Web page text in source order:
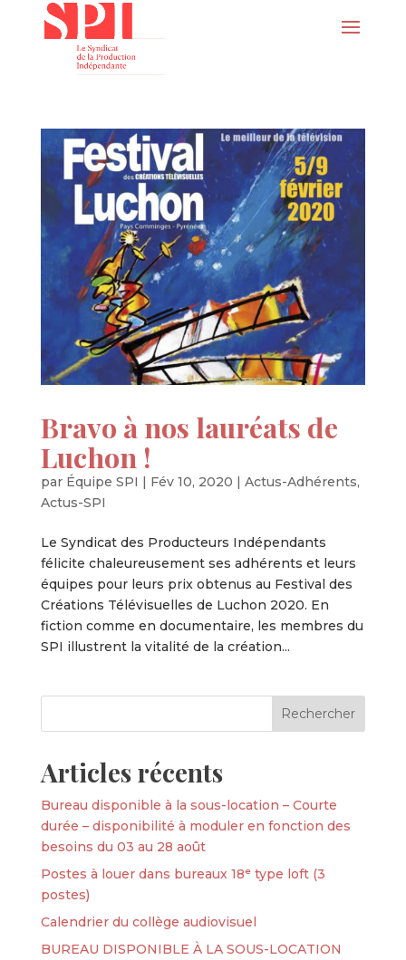
Bravo à nos lauréats de
Luchon !
par Équipe SPI | Fév 10, 2020 | Actus-Adhérents,
Actus-SPI
Le Syndicat des Producteurs Indépendants
félicite chaleureusement ses adhérents et leurs
équipes pour leurs prix obtenus au Festival des
Créations Télévisuelles de Luchon 2020. En
fiction comme en documentaire, les membres du
SPI illustrent la vitalité de la création...
Articles récents
Bureau disponible à la sous-location – Courte
durée – disponibilité à moduler en fonction des
besoins du 03 au 28 août
Postes à louer dans bureaux 18ᵉ type loft (3
postes)
Calendrier du collège audiovisuel
BUREAU DISPONIBLE À LA SOUS-LOCATION